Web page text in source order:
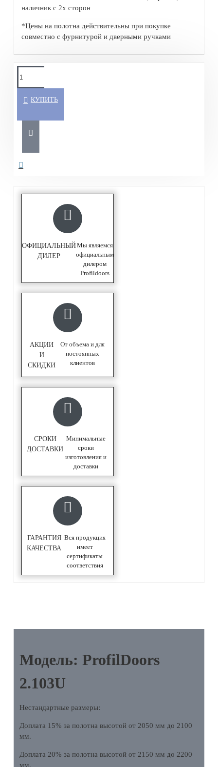
наличник с 2х сторон
*Цены на полотна действительны при покупке
совместно с фурнитурой и дверными ручками
КУПИТЬ
ОФИЦИАЛЬНЫЙ
ДИЛЕР
Мы являемся
официальным
дилером
Profildoors
АКЦИИ
И
СКИДКИ
От объема и для
постоянных
клиентов
СРОКИ
ДОСТАВКИ
Минимальные
сроки
изготовления и
доставки
ГАРАНТИЯ
КАЧЕСТВА
Вся продукция
имеет
сертификаты
соответствия
Модель: ProfilDoors
2.103U
Нестандартные размеры:
Доплата 15% за полотна высотой от 2050 мм до 2100
мм.
Доплата 20% за полотна высотой от 2150 мм до 2200
мм.